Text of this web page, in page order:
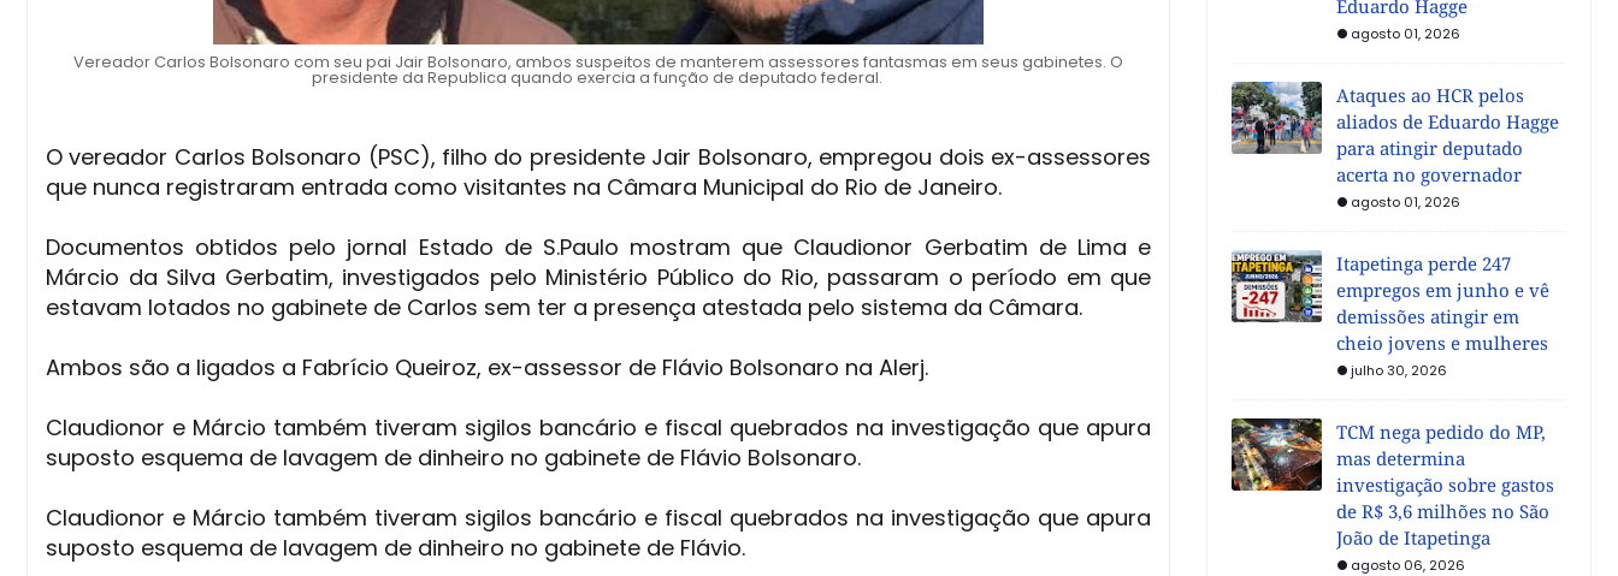
Vereador Carlos Bolsonaro com seu pai Jair Bolsonaro, ambos suspeitos de manterem assessores fantasmas em seus gabinetes. O
presidente da Republica quando exercia a função de deputado federal.
O vereador Carlos Bolsonaro (PSC), filho do presidente Jair Bolsonaro, empregou dois ex-assessores
que nunca registraram entrada como visitantes na Câmara Municipal do Rio de Janeiro.
Documentos obtidos pelo jornal Estado de S.Paulo mostram que Claudionor Gerbatim de Lima e
Márcio da Silva Gerbatim, investigados pelo Ministério Público do Rio, passaram o período em que
estavam lotados no gabinete de Carlos sem ter a presença atestada pelo sistema da Câmara.
Ambos são a ligados a Fabrício Queiroz, ex-assessor de Flávio Bolsonaro na Alerj.
Claudionor e Márcio também tiveram sigilos bancário e fiscal quebrados na investigação que apura
suposto esquema de lavagem de dinheiro no gabinete de Flávio Bolsonaro.
Claudionor e Márcio também tiveram sigilos bancário e fiscal quebrados na investigação que apura
suposto esquema de lavagem de dinheiro no gabinete de Flávio.
Eduardo Hagge
agosto 01, 2026
Ataques ao HCR pelos
aliados de Eduardo Hagge
para atingir deputado
acerta no governador
agosto 01, 2026
Itapetinga perde 247
empregos em junho e vê
demissões atingir em
cheio jovens e mulheres
julho 30, 2026
TCM nega pedido do MP,
mas determina
investigação sobre gastos
de R$ 3,6 milhões no São
João de Itapetinga
agosto 06, 2026